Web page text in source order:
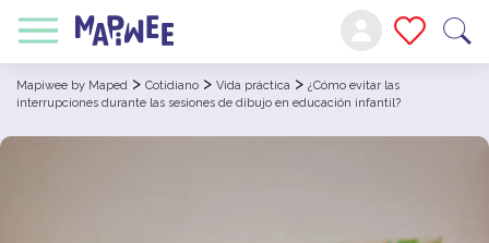
Mapiwee by Maped > Cotidiano > Vida práctica > ¿Cómo evitar las
interrupciones durante las sesiones de dibujo en educación infantil?